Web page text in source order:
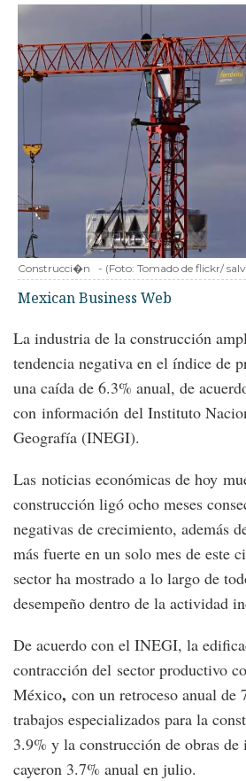
Construcci�n - (Foto: Tomado de flickr/
Mexican Business Web
La industria de la construcción
tendencia negativa en el índice de
una caída de 6.3% anual, de
con información del Instituto
Geografía (INEGI).
Las noticias económicas de hoy
construcción ligó ocho meses
negativas de crecimiento, además
más fuerte en un solo mes de este
sector ha mostrado a lo largo de
desempeño dentro de la actividad
De acuerdo con el INEGI, la
contracción del sector productivo
México, con un retroceso anual de
trabajos especializados para la
3.9% y la construcción de obras
cayeron 3.7% anual en julio.